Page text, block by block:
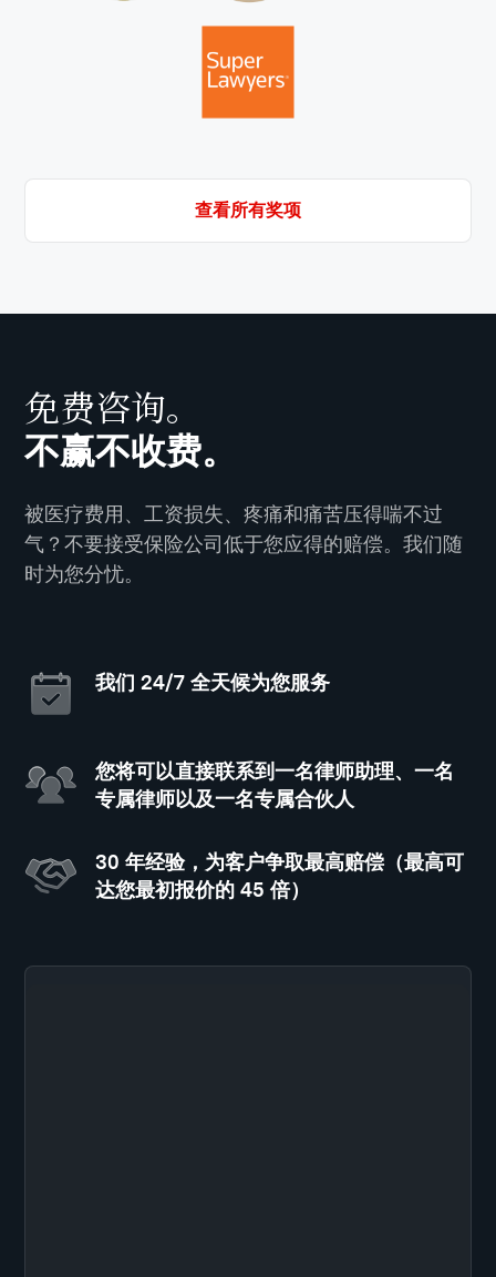
查看所有奖项
免费咨询。
不赢不收费。
被医疗费用、工资损失、疼痛和痛苦压得喘不过
气？不要接受保险公司低于您应得的赔偿。我们随
时为您分忧。
我们 24/7 全天候为您服务
您将可以直接联系到一名律师助理、一名
专属律师以及一名专属合伙人
30 年经验，为客户争取最高赔偿（最高可
达您最初报价的 45 倍）